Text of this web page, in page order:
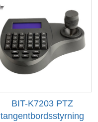
BIT-K7203 PTZ
tangentbordsstyrning